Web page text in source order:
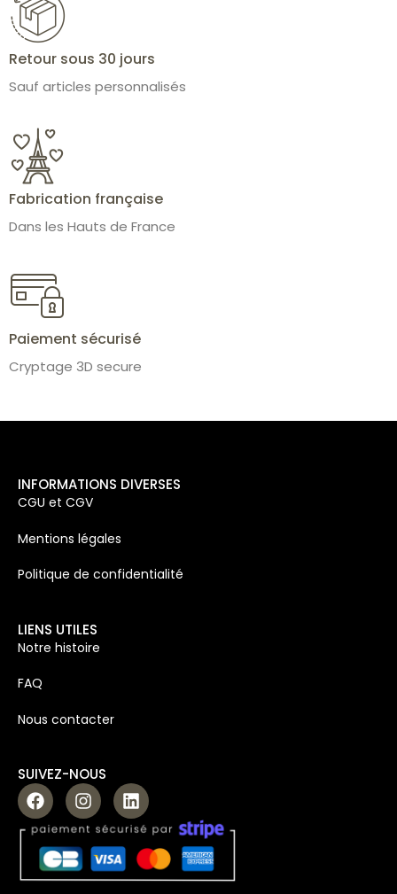
Retour sous 30 jours
Sauf articles personnalisés
Fabrication française
Dans les Hauts de France
Paiement sécurisé
Cryptage 3D secure
INFORMATIONS DIVERSES
CGU et CGV
Mentions légales
Politique de confidentialité
LIENS UTILES
Notre histoire
FAQ
Nous contacter
SUIVEZ-NOUS